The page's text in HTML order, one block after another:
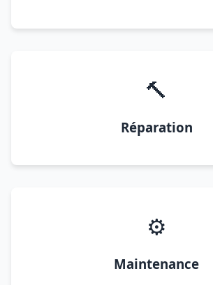
🔨
Réparation
⚙️
Maintenance